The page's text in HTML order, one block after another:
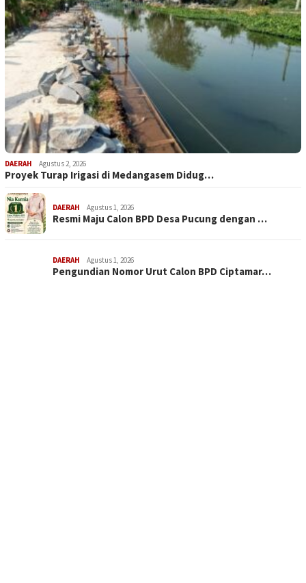
DAERAH Agustus 2, 2026
Proyek Turap Irigasi di Medangasem Didug…
DAERAH Agustus 1, 2026
Resmi Maju Calon BPD Desa Pucung dengan …
DAERAH Agustus 1, 2026
Pengundian Nomor Urut Calon BPD Ciptamar…